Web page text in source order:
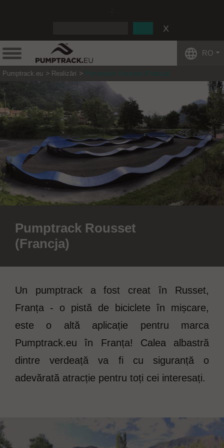
RO
Pumptrack.eu Realizări Pumptrack Rousset (Francja)
Pumptrack Rousset
(Francja)
Un pumptrack a fost creat în Russet,
Franța - o pistă de biciclete în mișcare,
este o altă aplicație pentru marca
Pumptrack.eu în Franța! Calea albastră
dintre verdeață va fi cu siguranță o
adevărată atracție pentru toți cei interesați.